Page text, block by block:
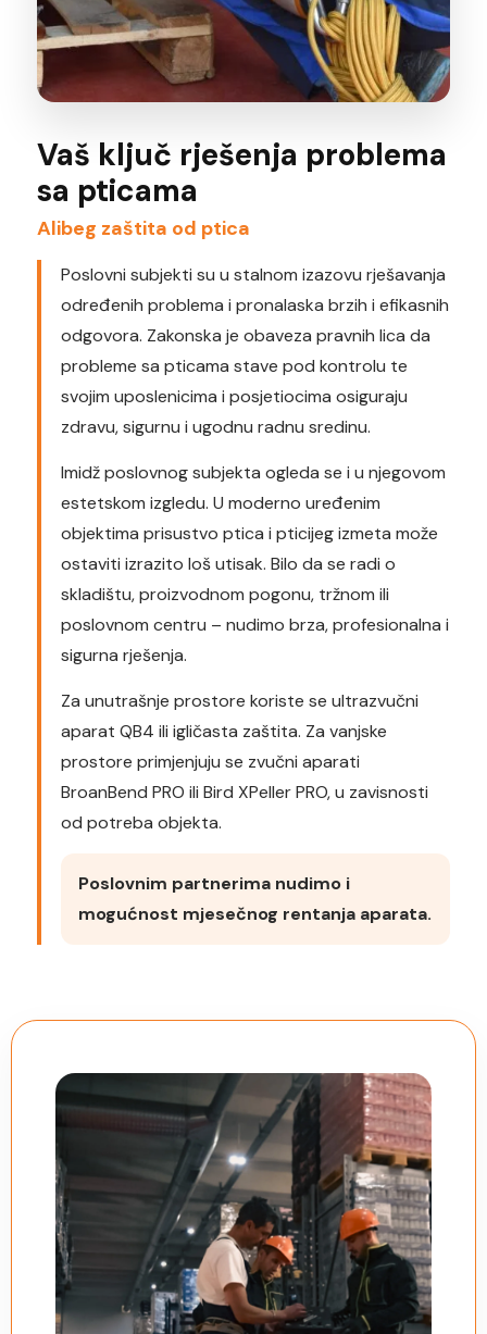
Vaš ključ rješenja problema
sa pticama
Alibeg zaštita od ptica
Poslovni subjekti su u stalnom izazovu rješavanja
određenih problema i pronalaska brzih i efikasnih
odgovora. Zakonska je obaveza pravnih lica da
probleme sa pticama stave pod kontrolu te
svojim uposlenicima i posjetiocima osiguraju
zdravu, sigurnu i ugodnu radnu sredinu.
Imidž poslovnog subjekta ogleda se i u njegovom
estetskom izgledu. U moderno uređenim
objektima prisustvo ptica i pticijeg izmeta može
ostaviti izrazito loš utisak. Bilo da se radi o
skladištu, proizvodnom pogonu, tržnom ili
poslovnom centru – nudimo brza, profesionalna i
sigurna rješenja.
Za unutrašnje prostore koriste se ultrazvučni
aparat QB4 ili igličasta zaštita. Za vanjske
prostore primjenjuju se zvučni aparati
BroanBend PRO ili Bird XPeller PRO, u zavisnosti
od potreba objekta.
Poslovnim partnerima nudimo i
mogućnost mjesečnog rentanja aparata.